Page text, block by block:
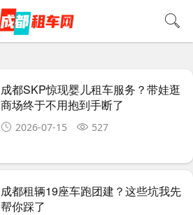
成都SKP惊现婴儿租车服务？带娃逛
商场终于不用抱到手断了
2026-07-15 527
成都租辆19座车跑团建？这些坑我先
帮你踩了